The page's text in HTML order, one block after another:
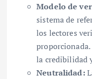
Modelo de
sistema de
los lectores
la credibilidad
Neutralidad: